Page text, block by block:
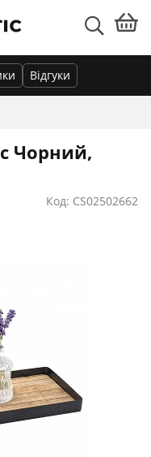
Відгуки
Чорний,
Код: CS02502662